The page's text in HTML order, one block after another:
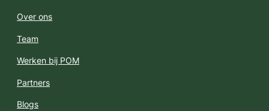
Over ons
Team
Werken bij POM
Partners
Blogs